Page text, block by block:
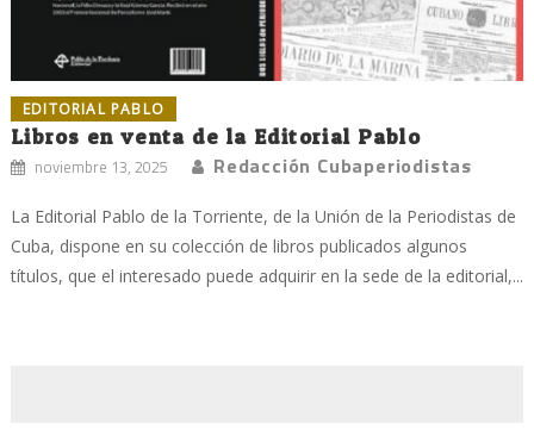
EDITORIAL PABLO
Libros en venta de la Editorial Pablo
noviembre 13, 2025 Redacción Cubaperiodistas
La Editorial Pablo de la Torriente, de la Unión de la Periodistas de
Cuba, dispone en su colección de libros publicados algunos
títulos, que el interesado puede adquirir en la sede de la editorial,...